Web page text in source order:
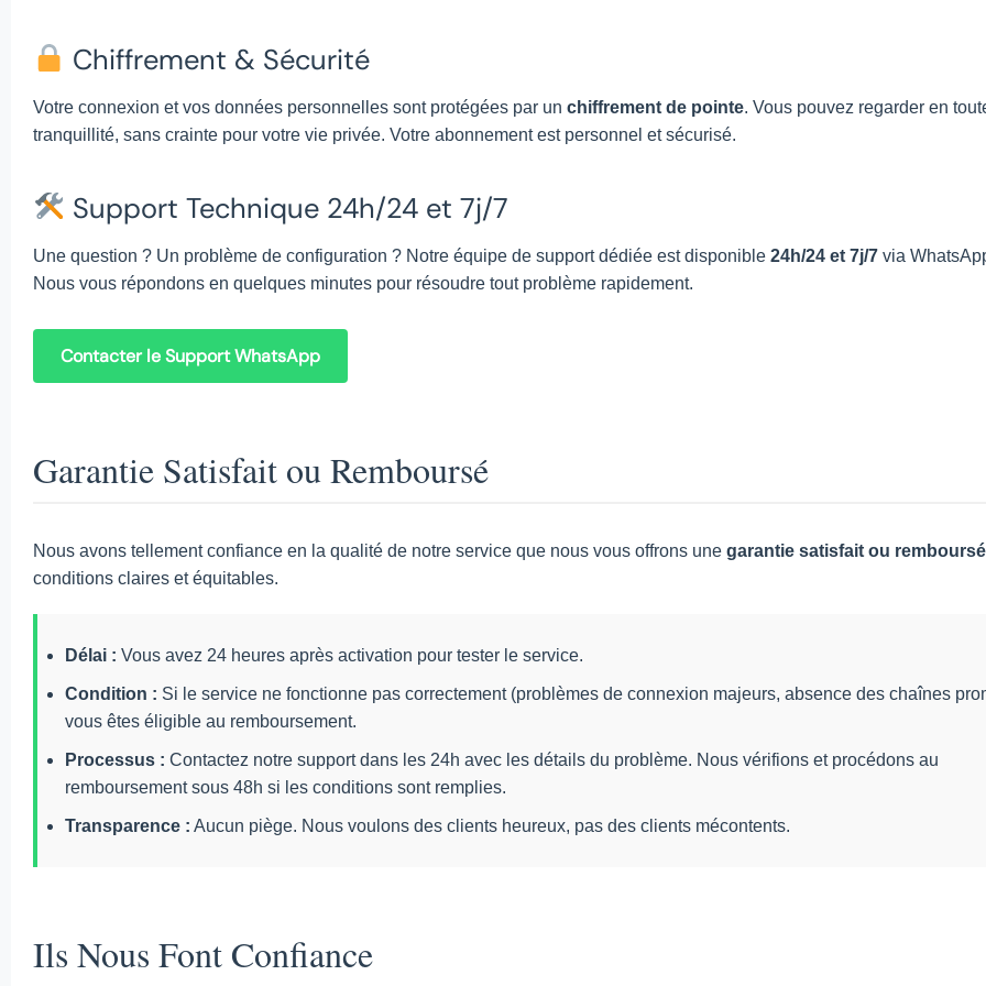
Chiffrement & Sécurité
Votre connexion et vos données personnelles sont protégées par un chiffrement de pointe. Vous pouvez regarder en
tranquillité, sans crainte pour votre vie privée. Votre abonnement est personnel et sécurisé.
Support Technique 24h/24 et 7j/7
Une question ? Un problème de configuration ? Notre équipe de support dédiée est disponible 24h/24 et 7j/7 via
Nous vous répondons en quelques minutes pour résoudre tout problème rapidement.
Contacter le Support WhatsApp
Garantie Satisfait ou Remboursé
Nous avons tellement confiance en la qualité de notre service que nous vous offrons une garantie satisfait ou remboursé
conditions claires et équitables.
Délai : Vous avez 24 heures après activation pour tester le service.
Condition : Si le service ne fonctionne pas correctement (problèmes de connexion majeurs, absence des chaînes
vous êtes éligible au remboursement.
Processus : Contactez notre support dans les 24h avec les détails du problème. Nous vérifions et procédons au
remboursement sous 48h si les conditions sont remplies.
Transparence : Aucun piège. Nous voulons des clients heureux, pas des clients mécontents.
Ils Nous Font Confiance